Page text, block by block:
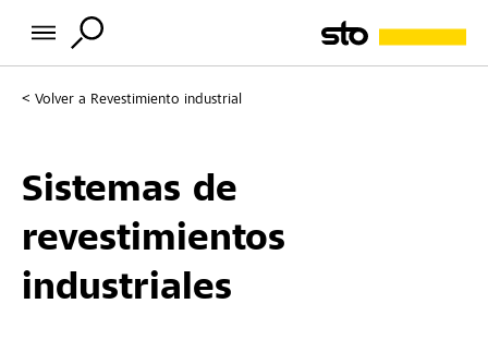
Volver a Revestimiento industrial
Sistemas de
revestimientos
industriales